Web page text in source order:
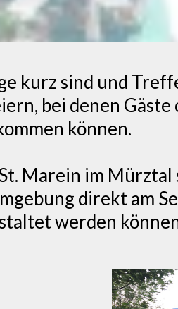
kurz sind und
bei denen
können.
Marein im Mürztal
direkt am
werden